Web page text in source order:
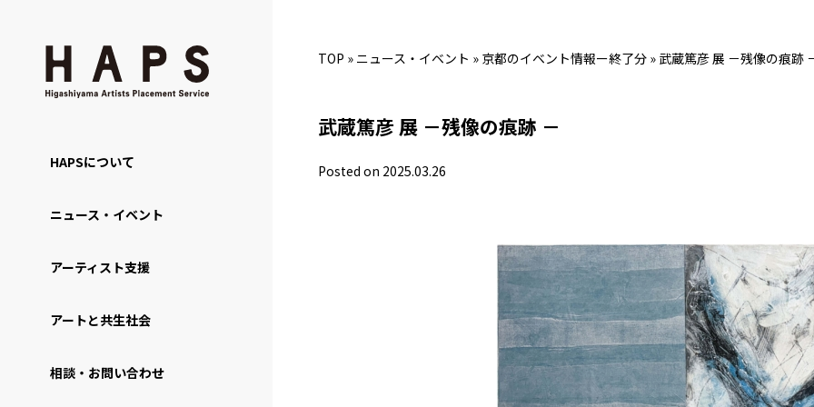
HAPSについて
ニュース・イベント
アーティスト支援
アートと共生社会
相談・お問い合わせ
TOP » ニュース・イベント » 京都のイベント情報ー終了分 » 武蔵篤彦 展 －残像の痕跡
武蔵篤彦 展 －残像の痕跡 －
Posted on 2025.03.26